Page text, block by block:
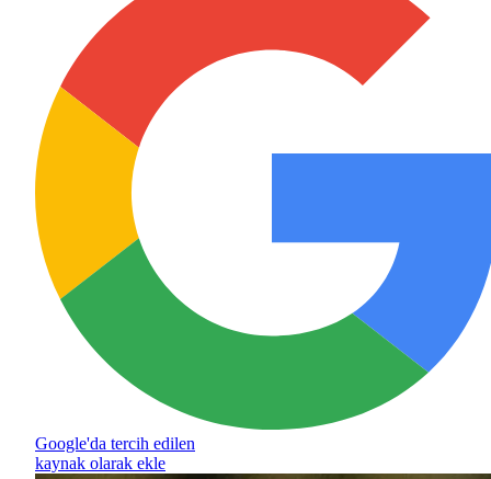
Google'da tercih edilen
kaynak olarak ekle